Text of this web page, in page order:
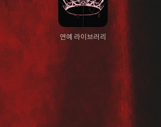
연예 라이브러리